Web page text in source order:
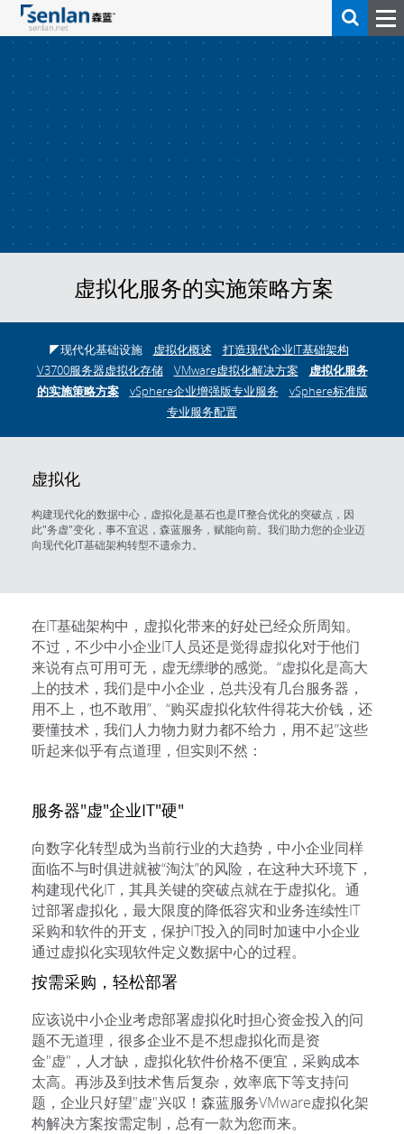
虚拟化服务的实施策略方案
◤现代化基础设施 虚拟化概述
打造现代企业IT基础架构
V3700服务器虚拟化存储
VMware虚拟化解决方案
虚拟化服务
的实施策略方案
vSphere企业增强版专业服务
vSphere标准版
专业服务配置
虚拟化
构建现代化的数据中心，虚拟化是基石也是IT整合优化的突破点，因
此"务虚"变化，事不宜迟，森蓝服务，赋能向前。我们助力您的企业迈
向现代化IT基础架构转型不遗余力。
在IT基础架构中，虚拟化带来的好处已经众所周知。
不过，不少中小企业IT人员还是觉得虚拟化对于他们
来说有点可用可无，虚无缥缈的感觉。“虚拟化是高大
上的技术，我们是中小企业，总共没有几台服务器，
用不上，也不敢用”、“购买虚拟化软件得花大价钱，还
要懂技术，我们人力物力财力都不给力，用不起”这些
听起来似乎有点道理，但实则不然：
服务器"虚"企业IT"硬"
向数字化转型成为当前行业的大趋势，中小企业同样
面临不与时俱进就被“淘汰”的风险，在这种大环境下，
构建现代化IT，其具关键的突破点就在于虚拟化。通
过部署虚拟化，最大限度的降低容灾和业务连续性IT
采购和软件的开支，保护IT投入的同时加速中小企业
通过虚拟化实现软件定义数据中心的过程。
按需采购，轻松部署
应该说中小企业考虑部署虚拟化时担心资金投入的问
题不无道理，很多企业不是不想虚拟化而是资
金"虚"，人才缺，虚拟化软件价格不便宜，采购成本
太高。再涉及到技术售后复杂，效率底下等支持问
题，企业只好望"虚"兴叹！森蓝服务VMware虚拟化架
构解决方案按需定制，总有一款为您而来。